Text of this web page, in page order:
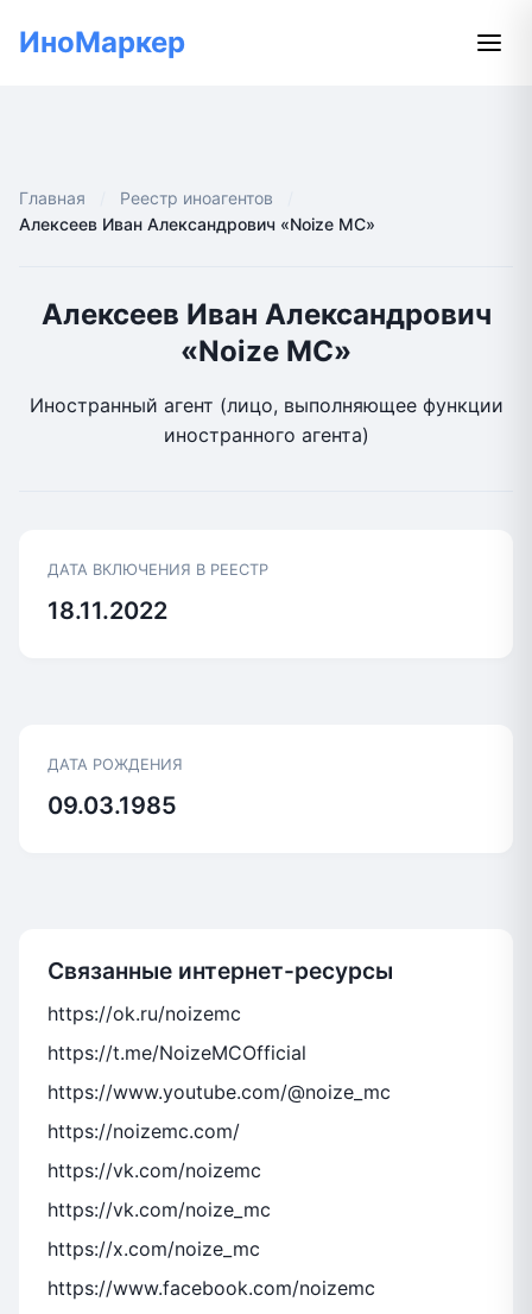
ИноМаркер
Главная
Реестр иноагентов
Алексеев Иван Александрович «Noize MC»
Алексеев Иван Александрович
«Noize MC»
Иностранный агент (лицо, выполняющее функции
иностранного агента)
ДАТА ВКЛЮЧЕНИЯ В РЕЕСТР
18.11.2022
ДАТА РОЖДЕНИЯ
09.03.1985
Связанные интернет-ресурсы
https://ok.ru/noizemc
https://t.me/NoizeMCOfficial
https://www.youtube.com/@noize_mc
https://noizemc.com/
https://vk.com/noizemc
https://vk.com/noize_mc
https://x.com/noize_mc
https://www.facebook.com/noizemc